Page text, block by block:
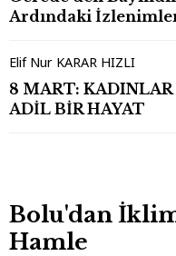
Ardındaki
Elif Nur KARAR HIZLI
8 MART:
ADİL BİR HAYAT
Bolu'dan
Hamle